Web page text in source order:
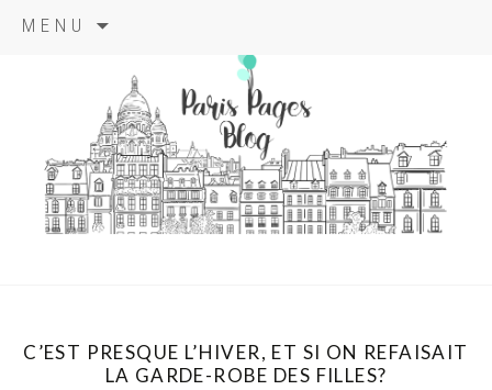
MENU
principal
paris pages
blog
C’EST PRESQUE L’HIVER, ET SI ON REFAISAIT
LA GARDE-ROBE DES FILLES?